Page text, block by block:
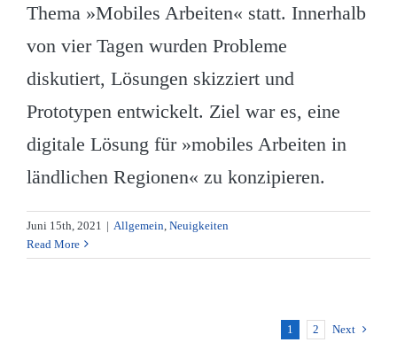
Thema »Mobiles Arbeiten« statt. Innerhalb
von vier Tagen wurden Probleme
diskutiert, Lösungen skizziert und
Prototypen entwickelt. Ziel war es, eine
digitale Lösung für »mobiles Arbeiten in
ländlichen Regionen« zu konzipieren.
Juni 15th, 2021 | Allgemein Neuigkeiten
Read More
1 2 Next